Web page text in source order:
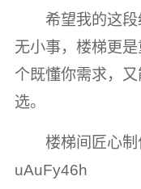
希望我的这
无小事，楼梯更
个既懂你需求，又
选。
楼梯间匠心
uAuFy46h